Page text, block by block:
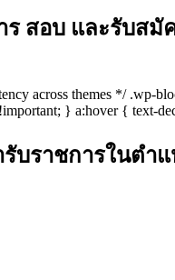
สอบ และรับสมั
across themes */
} a:hover { text-
บราชการในตำ